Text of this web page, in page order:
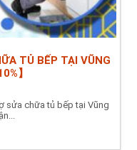
TỦ BẾP TẠI VŨNG
】
sửa chữa tủ bếp tại Vũng